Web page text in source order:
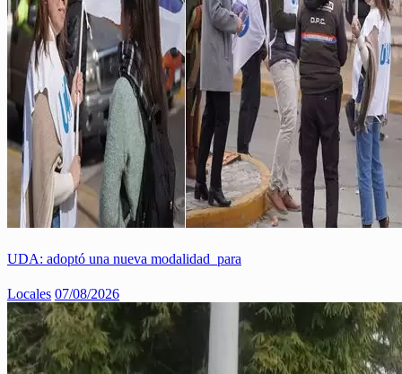
UDA: adoptó una nueva modalidad para
Locales 07/08/2026